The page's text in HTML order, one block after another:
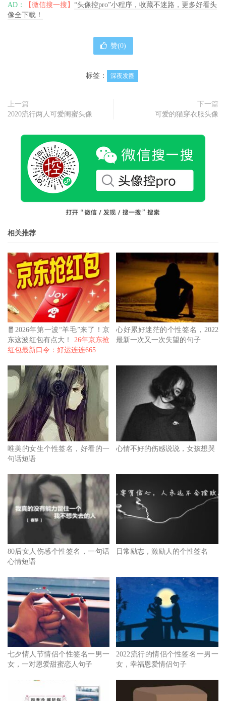
AD： 【微信搜一搜】 “头像控pro”小程序，收藏不迷路，更多好看头
像全下载！
赞(0)
标签： 深夜发圈
上一篇
2020流行两人可爱闺蜜头像
下一篇
可爱的猫穿衣服头像
相关推荐
🧧2026年第一波“羊毛”来了！京
东这波红包有点大！ 26年京东抢
红包最新口令：好运连连665
心好累好迷茫的个性签名，2022
最新一次又一次失望的句子
唯美的女生个性签名，好看的一
句话短语
心情不好的伤感说说，女孩想哭
80后女人伤感个性签名，一句话
心情短语
日常励志，激励人的个性签名
七夕情人节情侣个性签名一男一
女，一对恩爱甜蜜恋人句子
2022流行的情侣个性签名一男一
女，幸福恩爱情侣句子